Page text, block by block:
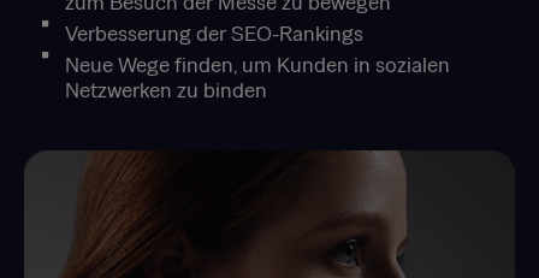
Verbesserung der SEO-Rankings
Neue Wege finden, um Kunden in sozialen
Netzwerken zu binden